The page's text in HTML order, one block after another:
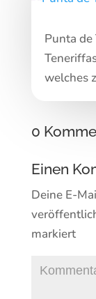
Punta
welches
0
Einen
Deine E-
markiert